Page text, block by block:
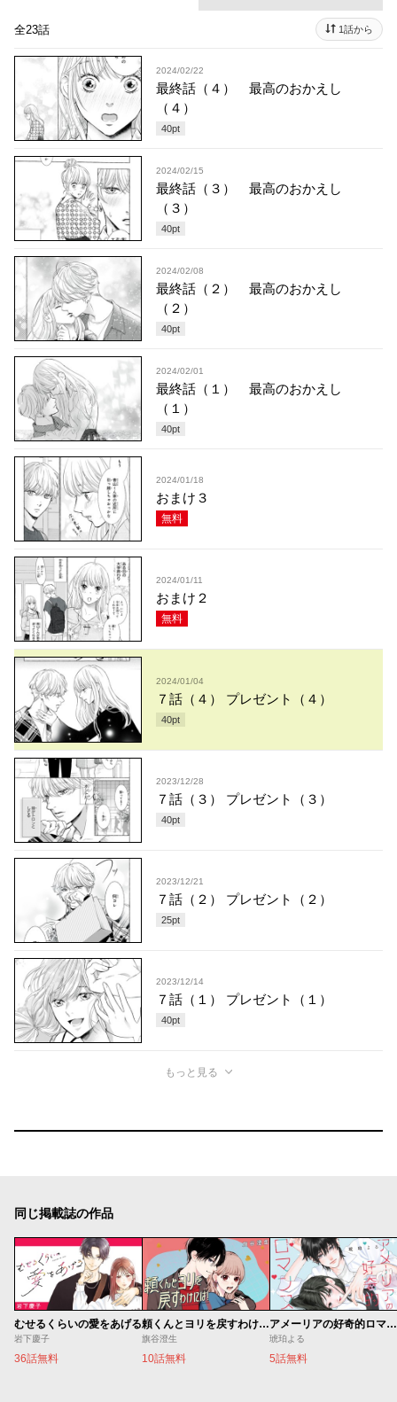
全23話 1話から
2024/02/22
最終話（４） 最高のおかえし
（４）
40pt
2024/02/15
最終話（３） 最高のおかえし
（３）
40pt
2024/02/08
最終話（２） 最高のおかえし
（２）
40pt
2024/02/01
最終話（１） 最高のおかえし
（１）
40pt
2024/01/18
おまけ３
無料
2024/01/11
おまけ２
無料
2024/01/04
７話（４） プレゼント（４）
40pt
2023/12/28
７話（３） プレゼント（３）
40pt
2023/12/21
７話（２） プレゼント（２）
25pt
2023/12/14
７話（１） プレゼント（１）
40pt
もっと見る
同じ掲載誌の作品
むせるくらいの愛をあげる
岩下慶子
36話無料
頼くんとヨリを戻すわけには！
旗谷澄生
10話無料
アメーリアの好奇的ロマンス
琥珀よる
5話無料